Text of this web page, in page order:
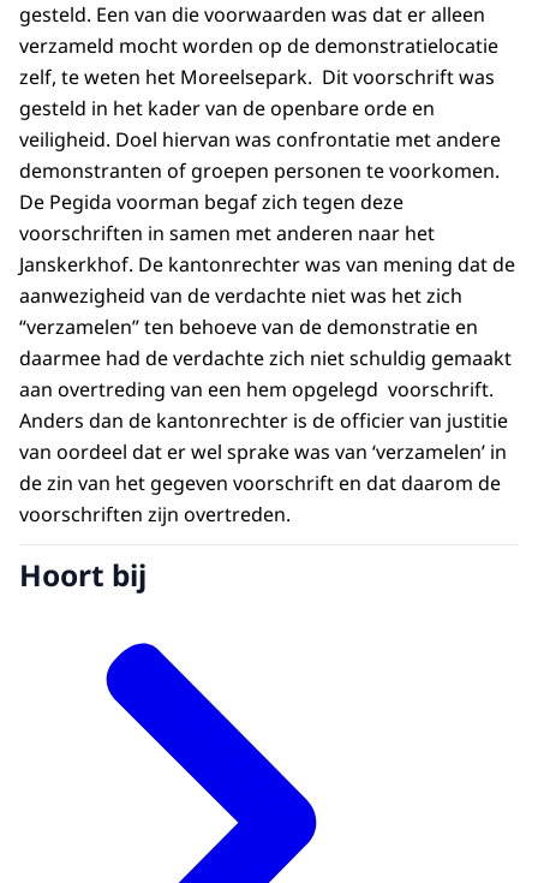
gesteld. Een van die voorwaarden was dat er alleen
verzameld mocht worden op de demonstratielocatie
zelf, te weten het Moreelsepark. Dit voorschrift was
gesteld in het kader van de openbare orde en
veiligheid. Doel hiervan was confrontatie met andere
demonstranten of groepen personen te voorkomen.
De Pegida voorman begaf zich tegen deze
voorschriften in samen met anderen naar het
Janskerkhof. De kantonrechter was van mening dat de
aanwezigheid van de verdachte niet was het zich
“verzamelen” ten behoeve van de demonstratie en
daarmee had de verdachte zich niet schuldig gemaakt
aan overtreding van een hem opgelegd voorschrift.
Anders dan de kantonrechter is de officier van justitie
van oordeel dat er wel sprake was van ‘verzamelen’ in
de zin van het gegeven voorschrift en dat daarom de
voorschriften zijn overtreden.
Hoort bij